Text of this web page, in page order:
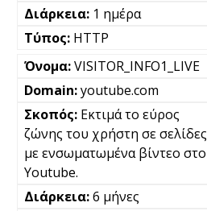
1 ημέρα
HTTP
VISITOR_INFO1_LIVE
youtube.com
Εκτιμά το εύρος
ζώνης του χρήστη σε σελίδες
με ενσωματωμένα βίντεο στο
Youtube.
6 μήνες